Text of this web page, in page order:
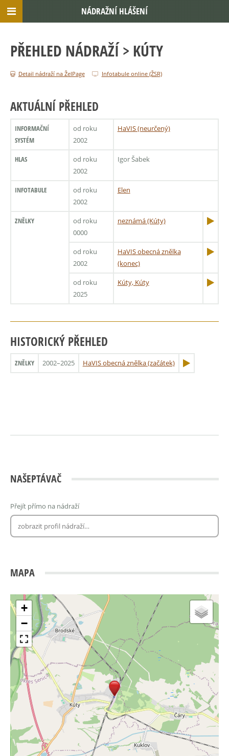
PŘEHLED NÁDRAŽÍ > KÚTY
Detail nádraží na ŽelPage Infotabule online (ŽSR)
AKTUÁLNÍ PŘEHLED
INFORMAČNÍ
SYSTÉM
od roku
2002
HaVIS (neurčený)
HLAS
od roku
2002
Igor Šabek
INFOTABULE
od roku
2002
Elen
ZNĚLKY
od roku
0000
neznámá (Kúty)
od roku
2002
HaVIS obecná znělka
(konec)
od roku
2025
Kúty, Kúty
HISTORICKÝ PŘEHLED
ZNĚLKY 2002–2025 HaVIS obecná znělka (začátek)
NAŠEPTÁVAČ
Přejít přímo na nádraží
MAPA
+
−
NÁDRAŽNÍ HLÁŠENÍ